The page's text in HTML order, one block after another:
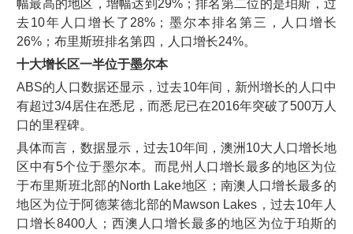
幅最高的地区，增幅达到29%；排名第二位的是珀斯，过
去10年人口增长了28%；墨尔本排名第三，人口增长
26%；布里斯班排名第四，人口增长24%。
十大增长区一半位于墨尔本
ABS的人口数据还显示，过去10年间，新州增长的人口中
有超过3/4居住在悉尼，而悉尼已在2016年突破了500万人
口的里程碑。
具体而言，数据显示，过去10年间，澳洲10大人口增长地
区中有5个位于墨尔本。而昆州人口增长最多的地区为位
于布里斯班北部的North Lake地区；南澳人口增长最多的
地区为位于阿德莱德北部的Mawson Lakes，过去10年人
口增长8400人；西澳人口增长最多的地区为位于珀斯的